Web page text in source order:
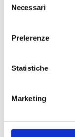
delNecessari
Preferenze
Statistiche
Marketing